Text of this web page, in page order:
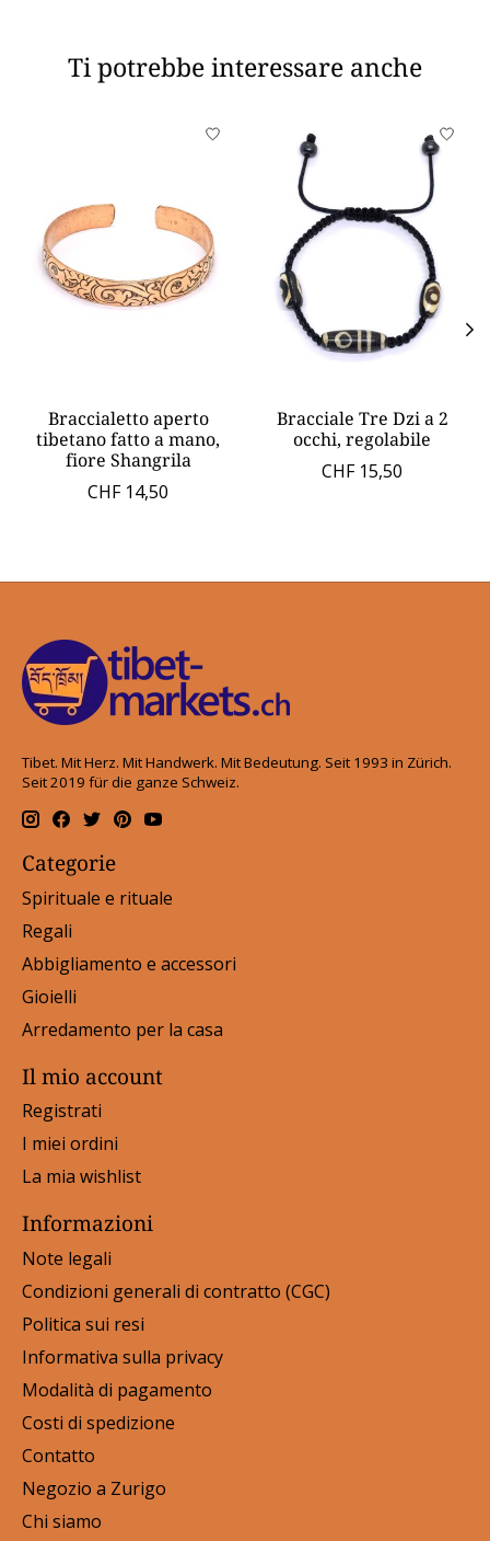
Ti potrebbe interessare anche
Product carousel items
Braccialetto aperto
tibetano fatto a mano,
fiore Shangrila
CHF 14,50
Bracciale Tre Dzi a 2
occhi, regolabile
CHF 15,50
Tibet. Mit Herz. Mit Handwerk. Mit Bedeutung. Seit 1993 in Zürich.
Seit 2019 für die ganze Schweiz.
Categorie
Spirituale e rituale
Regali
Abbigliamento e accessori
Gioielli
Arredamento per la casa
Il mio account
Registrati
I miei ordini
La mia wishlist
Informazioni
Note legali
Condizioni generali di contratto (CGC)
Politica sui resi
Informativa sulla privacy
Modalità di pagamento
Costi di spedizione
Contatto
Negozio a Zurigo
Chi siamo